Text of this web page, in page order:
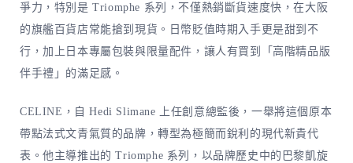
爭力，特別是 Triomphe 系列，不僅熱銷斷貨速度快，在大阪
的旗艦百貨店常能搶到現貨。日幣貶值時期入手更是甜到不
行，加上日本專屬包裝與限量配件，讓人有買到「高階精品版
伴手禮」的滿足感。
CELINE，自 Hedi Slimane 上任創意總監後，一舉將這個原本
帶點法式文青氣質的品牌，轉型為極簡而銳利的現代新貴代
表。他主導推出的 Triomphe 系列，以品牌歷史中的巴黎凱旋